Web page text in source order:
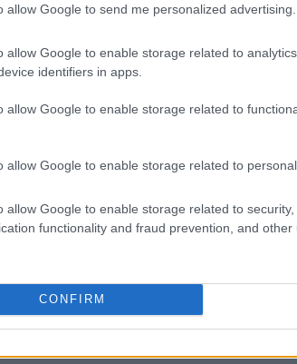
allow Google to send me personalized advertising.
allow Google to enable storage related to
identifiers in apps.
allow Google to enable storage related to
allow Google to enable storage related to
allow Google to enable storage related to security,
functionality and fraud prevention, and other
CONFIRM
desesperado». Representan a la
la demanda para retirar el nombre de